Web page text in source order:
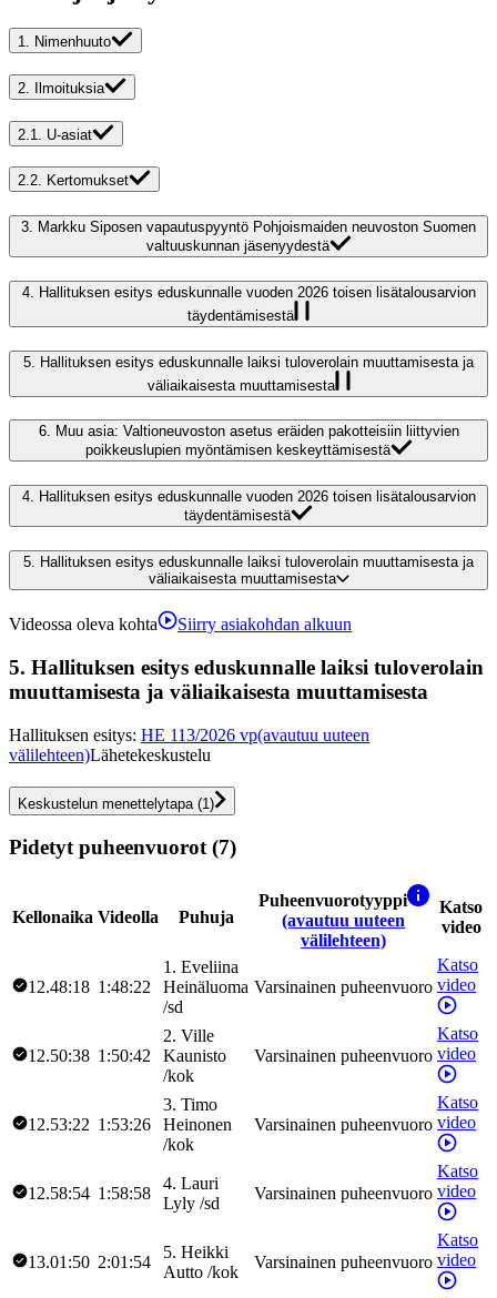
1. Nimenhuuto
2. Ilmoituksia
2.1. U-asiat
2.2. Kertomukset
3. Markku Siposen vapautuspyyntö Pohjoismaiden neuvoston Suomen
valtuuskunnan jäsenyydestä
4.
Hallituksen esitys eduskunnalle vuoden 2026 toisen lisätalousarvion
täydentämisestä
5. Hallituksen esitys eduskunnalle laiksi tuloverolain muuttamisesta ja
väliaikaisesta muuttamisesta
6. Muu asia: Valtioneuvoston asetus eräiden pakotteisiin liittyvien
poikkeuslupien myöntämisen keskeyttämisestä
4. Hallituksen esitys eduskunnalle vuoden 2026 toisen lisätalousarvion
täydentämisestä
5.
Hallituksen esitys eduskunnalle laiksi tuloverolain muuttamisesta ja
väliaikaisesta muuttamisesta
Videossa oleva kohta Siirry asiakohdan alkuun
5. Hallituksen esitys eduskunnalle laiksi tuloverolain
muuttamisesta ja väliaikaisesta muuttamisesta
Hallituksen esitys: HE 113/2026 vp(avautuu uuteen
välilehteen)Lähetekeskustelu
Keskustelun menettelytapa (1)
Pidetyt puheenvuorot (7)
Kellonaika Videolla Puhuja
Puheenvuorotyyppi
(avautuu uuteen
välilehteen)
Katso
video
12.48:18 1:48:22
1 . Eveliina
Heinäluoma
/sd
Varsinainen puheenvuoro
Katso
video
12.50:38 1:50:42
2. Ville
Kaunisto
/kok
Varsinainen puheenvuoro
Katso
video
12.53:22 1:53:26
3. Timo
Heinonen
/kok
Varsinainen puheenvuoro
Katso
video
12.58:54 1:58:58
4. Lauri
Lyly /sd
Varsinainen puheenvuoro
Katso
video
13.01:50 2:01:54
5. Heikki
Autto /kok
Varsinainen puheenvuoro
Katso
video